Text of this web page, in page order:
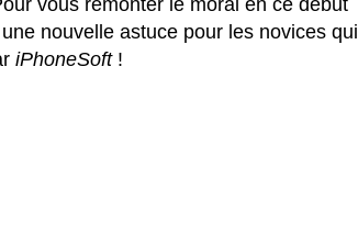
nouvelle astuce pour les novices qui
iPhoneSoft!